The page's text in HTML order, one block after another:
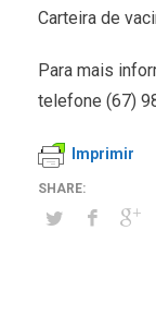
Carteira de
Para mais
telefone (67)
Imprimir